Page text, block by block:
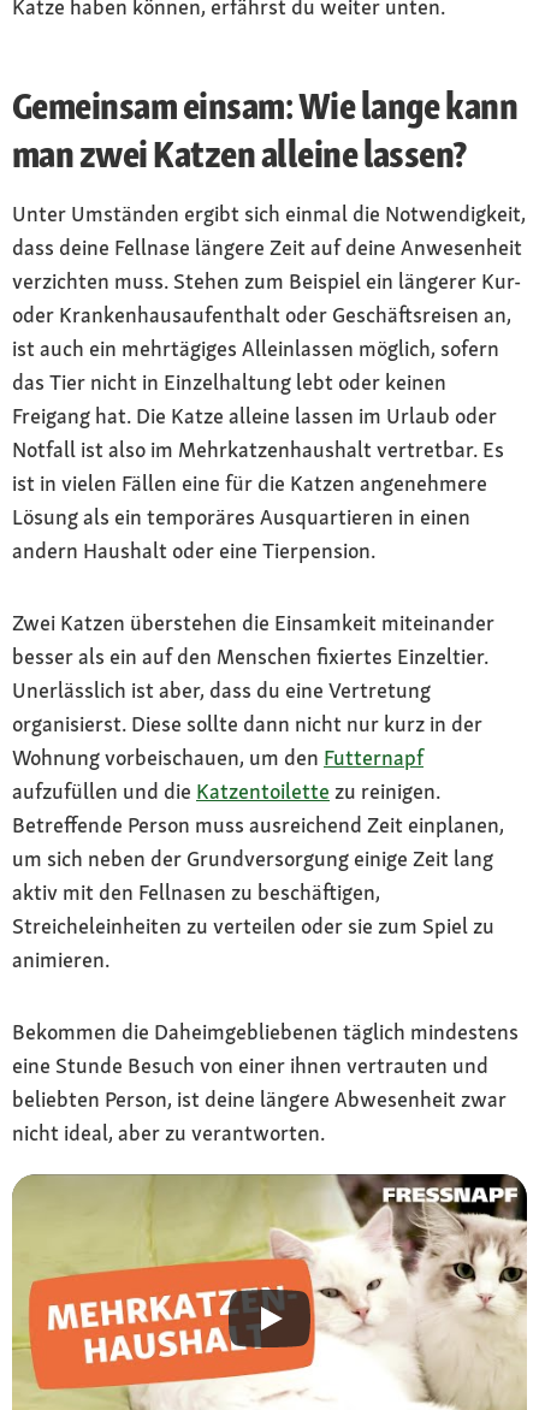
Katze haben können, erfährst du weiter unten.
Gemeinsam einsam: Wie lange kann
man zwei Katzen alleine lassen?
Unter Umständen ergibt sich einmal die Notwendigkeit,
dass deine Fellnase längere Zeit auf deine Anwesenheit
verzichten muss. Stehen zum Beispiel ein längerer Kur-
oder Krankenhausaufenthalt oder Geschäftsreisen an,
ist auch ein mehrtägiges Alleinlassen möglich, sofern
das Tier nicht in Einzelhaltung lebt oder keinen
Freigang hat. Die Katze alleine lassen im Urlaub oder
Notfall ist also im Mehrkatzenhaushalt vertretbar. Es
ist in vielen Fällen eine für die Katzen angenehmere
Lösung als ein temporäres Ausquartieren in einen
andern Haushalt oder eine Tierpension.
Zwei Katzen überstehen die Einsamkeit miteinander
besser als ein auf den Menschen fixiertes Einzeltier.
Unerlässlich ist aber, dass du eine Vertretung
organisierst. Diese sollte dann nicht nur kurz in der
Wohnung vorbeischauen, um den Futternapf
aufzufüllen und die Katzentoilette zu reinigen.
Betreffende Person muss ausreichend Zeit einplanen,
um sich neben der Grundversorgung einige Zeit lang
aktiv mit den Fellnasen zu beschäftigen,
Streicheleinheiten zu verteilen oder sie zum Spiel zu
animieren.
Bekommen die Daheimgebliebenen täglich mindestens
eine Stunde Besuch von einer ihnen vertrauten und
beliebten Person, ist deine längere Abwesenheit zwar
nicht ideal, aber zu verantworten.